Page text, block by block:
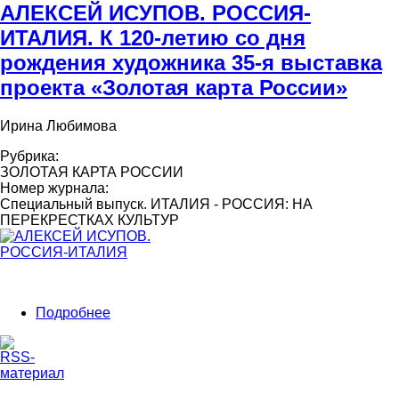
АЛЕКСЕЙ ИСУПОВ. РОССИЯ-
ИТАЛИЯ. К 120-летию со дня
рождения художника 35-я выставка
проекта «Золотая карта России»
Ирина Любимова
Рубрика:
ЗОЛОТАЯ КАРТА РОССИИ
Номер журнала:
Специальный выпуск. ИТАЛИЯ - РОССИЯ: НА
ПЕРЕКРЕСТКАХ КУЛЬТУР
Подробнее